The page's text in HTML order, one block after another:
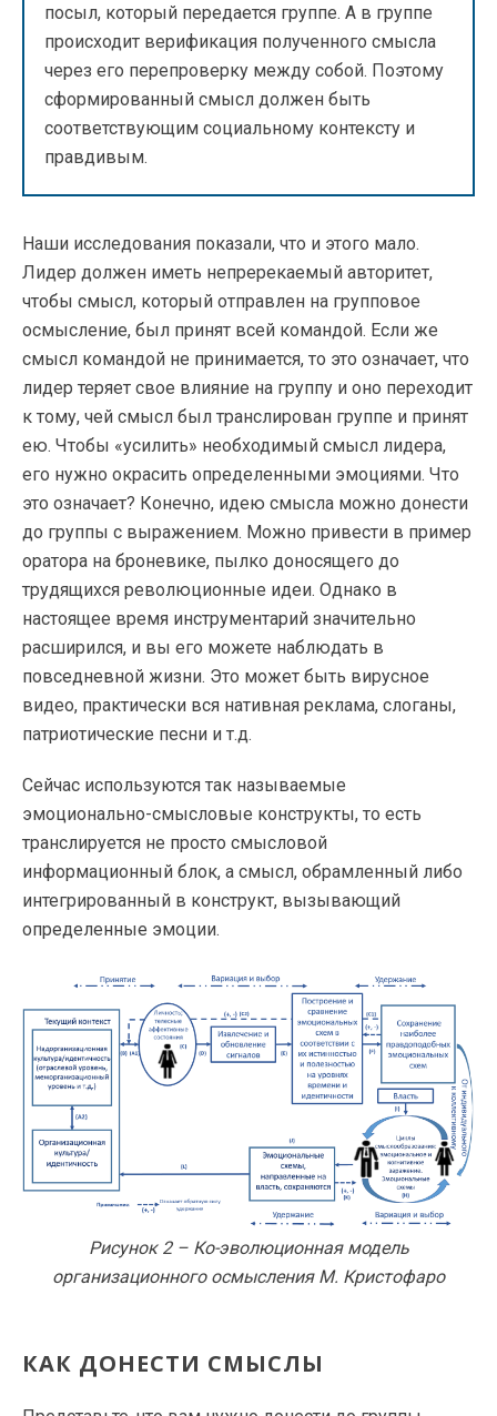
посыл, который передается группе. А в группе
происходит верификация полученного смысла
через его перепроверку между собой. Поэтому
сформированный смысл должен быть
соответствующим социальному контексту и
правдивым.
Наши исследования показали, что и этого мало.
Лидер должен иметь непререкаемый авторитет,
чтобы смысл, который отправлен на групповое
осмысление, был принят всей командой. Если же
смысл командой не принимается, то это означает, что
лидер теряет свое влияние на группу и оно переходит
к тому, чей смысл был транслирован группе и принят
ею. Чтобы «усилить» необходимый смысл лидера,
его нужно окрасить определенными эмоциями. Что
это означает? Конечно, идею смысла можно донести
до группы с выражением. Можно привести в пример
оратора на броневике, пылко доносящего до
трудящихся революционные идеи. Однако в
настоящее время инструментарий значительно
расширился, и вы его можете наблюдать в
повседневной жизни. Это может быть вирусное
видео, практически вся нативная реклама, слоганы,
патриотические песни и т.д.
Сейчас используются так называемые
эмоционально-смысловые конструкты, то есть
транслируется не просто смысловой
информационный блок, а смысл, обрамленный либо
интегрированный в конструкт, вызывающий
определенные эмоции.
Рисунок 2 – Ко-эволюционная модель
организационного осмысления М. Кристофаро
КАК ДОНЕСТИ СМЫСЛЫ